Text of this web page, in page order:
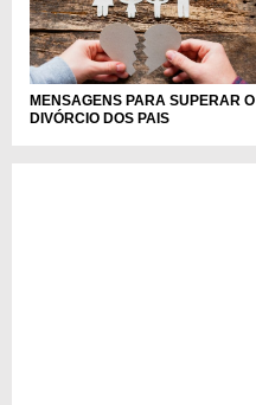
MENSAGENS PARA SUPERAR O
DIVÓRCIO DOS PAIS